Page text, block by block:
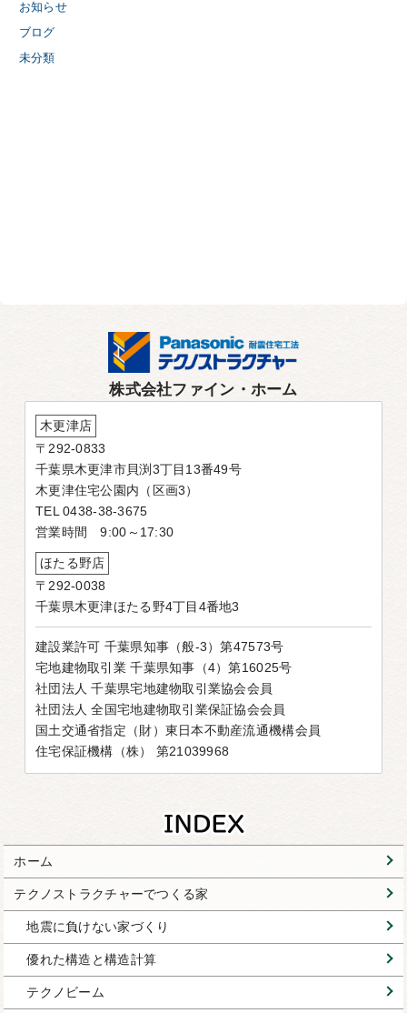
お知らせ
ブログ
未分類
株式会社ファイン・ホーム
木更津店
〒292-0833
千葉県木更津市貝渕3丁目13番49号
木更津住宅公園内（区画3）
TEL 0438-38-3675
営業時間 9:00～17:30
ほたる野店
〒292-0038
千葉県木更津ほたる野4丁目4番地3
建設業許可 千葉県知事（般-3）第47573号
宅地建物取引業 千葉県知事（4）第16025号
社団法人 千葉県宅地建物取引業協会会員
社団法人 全国宅地建物取引業保証協会会員
国土交通省指定（財）東日本不動産流通機構会員
住宅保証機構（株） 第21039968
ホーム
テクノストラクチャーでつくる家
地震に負けない家づくり
優れた構造と構造計算
テクノビーム